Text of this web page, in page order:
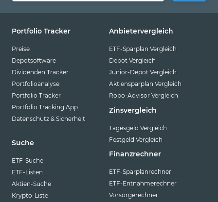
Portfolio Tracker
Preise
Depotsoftware
Dividenden Tracker
Portfolioanalyse
Portfolio Tracker
Portfolio Tracking App
Datenschutz & Sicherheit
Suche
ETF-Suche
ETF-Listen
Aktien-Suche
Krypto-Liste
Anbietervergleich
ETF-Sparplan Vergleich
Depot Vergleich
Junior-Depot Vergleich
Aktiensparplan Vergleich
Robo-Advisor Vergleich
Zinsvergleich
Tagesgeld Vergleich
Festgeld Vergleich
Finanzrechner
ETF-Sparplanrechner
ETF-Entnahmerechner
Vorsorgerechner